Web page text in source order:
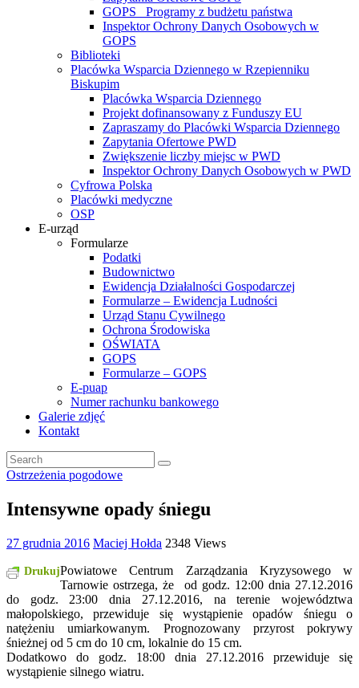
GOPS_ Programy z budżetu państwa
Inspektor Ochrony Danych Osobowych w
GOPS
Biblioteki
Placówka Wsparcia Dziennego w Rzepienniku
Biskupim
Placówka Wsparcia Dziennego
Projekt dofinansowany z Funduszy EU
Zapraszamy do Placówki Wsparcia Dziennego
Zapytania Ofertowe PWD
Zwiększenie liczby miejsc w PWD
Inspektor Ochrony Danych Osobowych w PWD
Cyfrowa Polska
Placówki medyczne
OSP
E-urząd
Formularze
Podatki
Budownictwo
Ewidencja Działalności Gospodarczej
Formularze – Ewidencja Ludności
Urząd Stanu Cywilnego
Ochrona Środowiska
OŚWIATA
GOPS
Formularze – GOPS
E-puap
Numer rachunku bankowego
Galerie zdjęć
Kontakt
Ostrzeżenia pogodowe
Intensywne opady śniegu
27 grudnia 2016 Maciej Hołda 2348 Views
DrukujPowiatowe Centrum Zarządzania Kryzysowego w
Tarnowie ostrzega, że od godz. 12:00 dnia 27.12.2016
do godz. 23:00 dnia 27.12.2016, na terenie województwa
małopolskiego, przewiduje się wystąpienie opadów śniegu o
natężeniu umiarkowanym. Prognozowany przyrost pokrywy
śnieżnej od 5 cm do 10 cm, lokalnie do 15 cm.
Dodatkowo do godz. 18:00 dnia 27.12.2016 przewiduje się
wystąpienie silnego wiatru.